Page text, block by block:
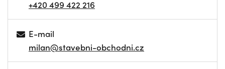
+420 499 422 216
E-mail
milan@stavebni-obchodni.cz